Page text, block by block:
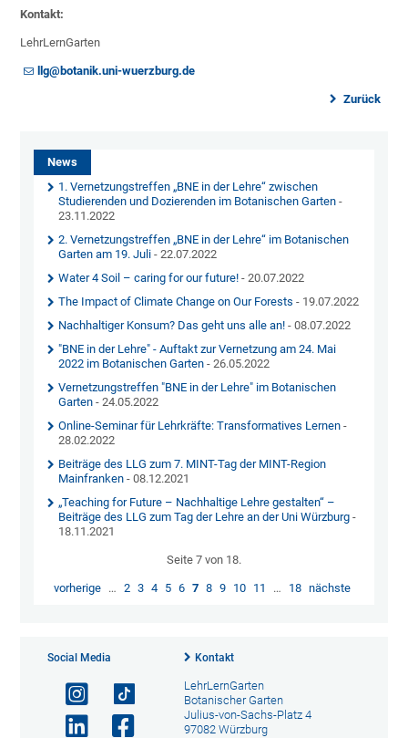
Kontakt:
LehrLernGarten
llg@botanik.uni-wuerzburg.de
Zurück
News
1. Vernetzungstreffen „BNE in der Lehre“ zwischen
Studierenden und Dozierenden im Botanischen Garten -
23.11.2022
2. Vernetzungstreffen „BNE in der Lehre“ im Botanischen
Garten am 19. Juli - 22.07.2022
Water 4 Soil – caring for our future! - 20.07.2022
The Impact of Climate Change on Our Forests - 19.07.2022
Nachhaltiger Konsum? Das geht uns alle an! - 08.07.2022
"BNE in der Lehre" - Auftakt zur Vernetzung am 24. Mai
2022 im Botanischen Garten - 26.05.2022
Vernetzungstreffen "BNE in der Lehre" im Botanischen
Garten - 24.05.2022
Online-Seminar für Lehrkräfte: Transformatives Lernen -
28.02.2022
Beiträge des LLG zum 7. MINT-Tag der MINT-Region
Mainfranken - 08.12.2021
„Teaching for Future – Nachhaltige Lehre gestalten“ –
Beiträge des LLG zum Tag der Lehre an der Uni Würzburg -
18.11.2021
Seite 7 von 18.
vorherige … 2 3 4 5 6 7 8 9 10 11 … 18 nächste
Social Media Kontakt
LehrLernGarten
Botanischer Garten
Julius-von-Sachs-Platz 4
97082 Würzburg